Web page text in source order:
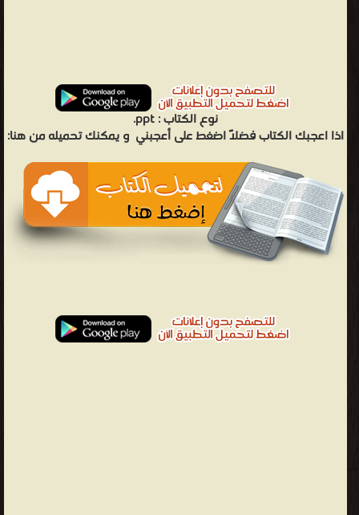
نوع الكتاب :ppt.
اذا اعجبك الكتاب فضلاً اضغط على أعجبني و يمكنك تحميله من هنا: